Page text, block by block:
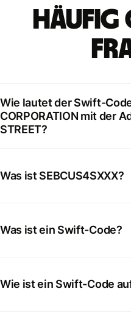
Häufig
Wie lautet der Swift-
CORPORATION mit der
STREET?
Was ist SEBCUS4SXXX?
Was ist ein Swift-Code?
Wie ist ein Swift-Code